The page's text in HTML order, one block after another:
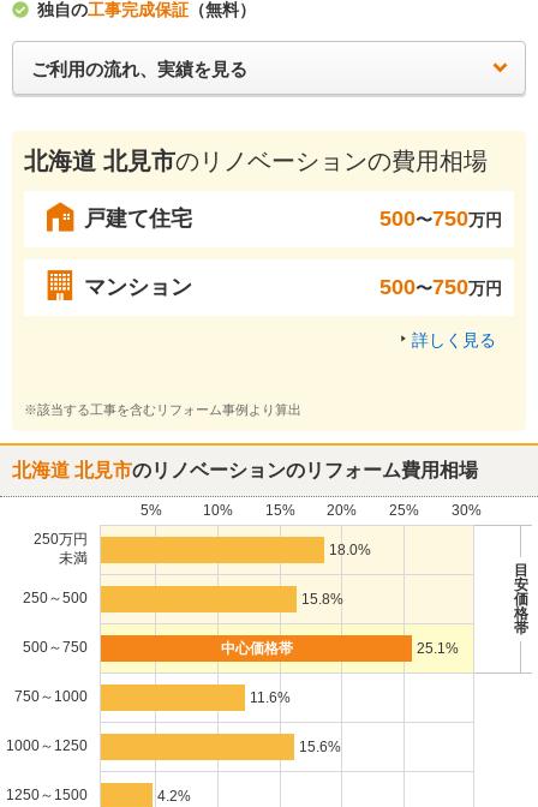
独自の工事完成保証 （無料）
ご利用の流れ、実績を見る
北海道 北見市のリノベーションの費用相場
戸建て住宅 500〜750万円
マンション 500〜750万円
詳しく見る
※該当する工事を含むリフォーム事例より算出
北海道 北見市のリノベーションのリフォーム費用相場
5% 10% 15% 20% 25%
30%
250万円
未満
18.0%
目
安
価
格
帯
250～500 15.8%
500～750 25.1%
750～1000 11.6%
1000～1250 15.6%
1250～1500 4.2%